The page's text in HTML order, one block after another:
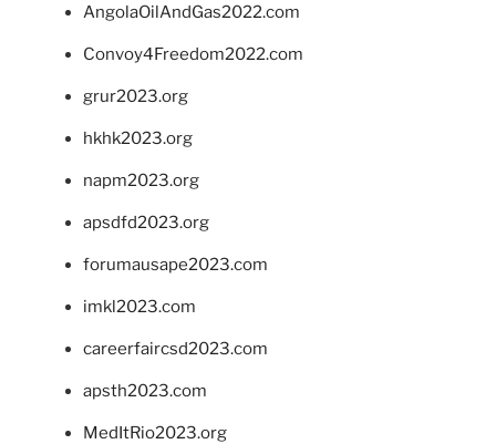
AngolaOilAndGas2022.com
Convoy4Freedom2022.com
grur2023.org
hkhk2023.org
napm2023.org
apsdfd2023.org
forumausape2023.com
imkl2023.com
careerfaircsd2023.com
apsth2023.com
MedItRio2023.org